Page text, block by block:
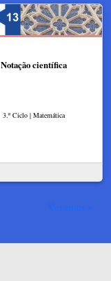
Notação científica
3.º Ciclo | Matemática
Ver mais